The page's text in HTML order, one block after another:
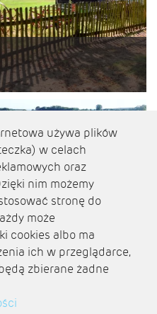
używa plików
w celach
oraz
nim możemy
stronę do
może
cookies albo ma
ich w przeglądarce,
zbierane żadne